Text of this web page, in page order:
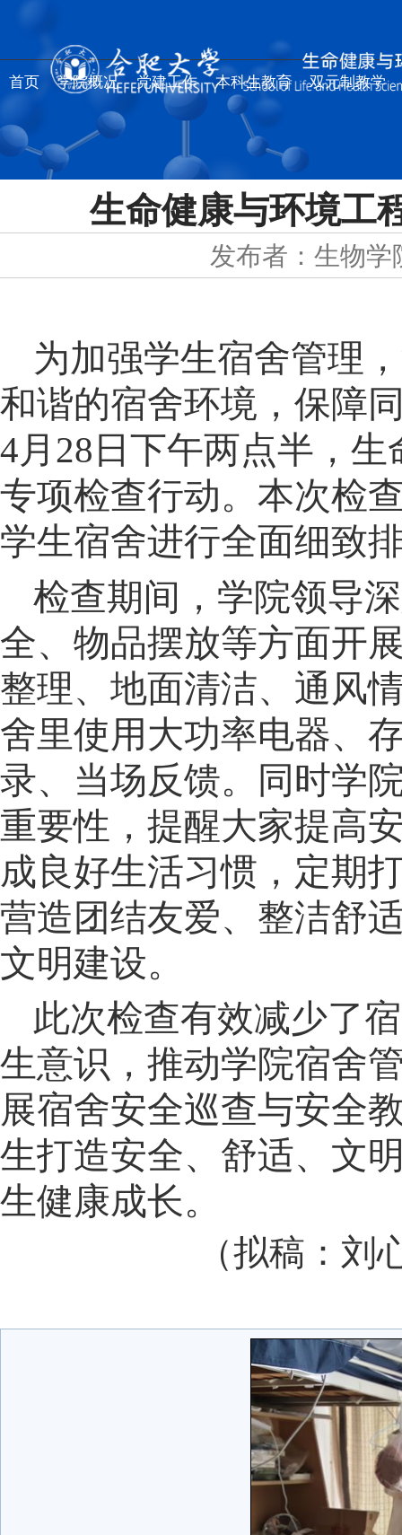
首页 学院概况 党建工作 本科生教育 双元制教学
生命健康与环境工
发布者：生物学
为加强学生宿舍管理
和谐的宿舍环境，保障
4月 28 日下午两点半，
专项检查行动。本次检
学生宿舍进行全面细致
检查期间，学院领导
全、物品摆放等方面开
整理、地面清洁、通风
舍里使用大功率电器、
录、当场反馈。同时学
重要性，提醒大家提高
成良好生活习惯，定期
营造团结友爱、整洁舒
文明建设。
此次检查有效减少了
生意识，推动学院宿舍
展宿舍安全巡查与安全
生打造安全、舒适、文
生健康成长。
（拟稿：